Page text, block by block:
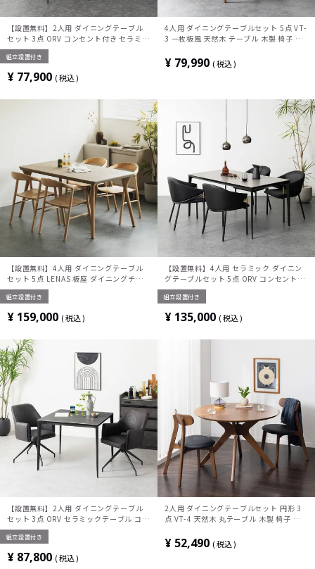
【設置無料】2人用 ダイニングテーブル
セット 3点 ORV コンセント付き セラミッ
クテーブル モダン ダイニングチェア おし
ゃれ グレー (幅90cm 食卓テーブル×1 食
組立設置付き
¥ 77,900 税込
4人用 ダイニングテーブルセット 5点 VT-
3 一枚板風 天然木 テーブル 木製 椅子 北
ニングセット (幅150cm 食卓テーブル
×1 食卓椅子×4)
¥ 79,990 税込
【設置無料】4人用 ダイニングテーブル
セット 5点 LENAS 板座 ダイニングチェ
ア モルタル風 コンクリート調 テーブル
おしゃれ 北欧モダン (幅150cm 食卓テー
組立設置付き
¥ 159,000 税込
【設置無料】4人用 セラミック ダイニン
グテーブルセット 5点 ORV コンセント付
き セラミックテーブル モダン ダイニング
チェア おしゃれ (幅150cm 食卓テーブル
組立設置付き
¥ 135,000 税込
【設置無料】2人用 ダイニングテーブル
セット 3点 ORV セラミックテーブル コン
セント付き 回転 ダイニングチェア モダン
ダイニングセット おしゃれ (幅90cm 食
組立設置付き
¥ 87,800 税込
2人用 ダイニングテーブルセット 円形 3
点 VT-4 天然木 丸テーブル 木製 椅子 北
セット (幅110cm 食卓テーブル×1 食卓
椅子×2)
¥ 52,490 税込